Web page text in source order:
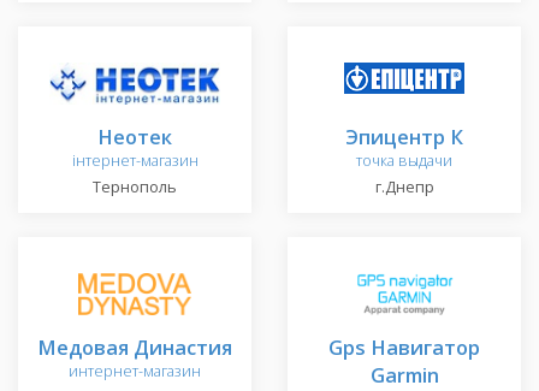
Неотек
інтернет-магазин
Тернополь
Эпицентр К
точка выдачи
г.Днепр
Медовая Династия
интернет-магазин
Gps Навигатор
Garmin